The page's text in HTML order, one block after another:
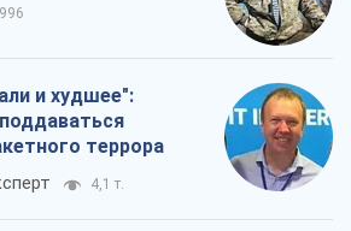
996
и худшее":
террора
4,1 т.